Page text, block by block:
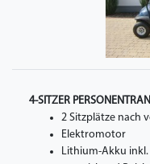
4-SITZER
2 Sitzplätze nach
Elektromotor
Lithium-Akku